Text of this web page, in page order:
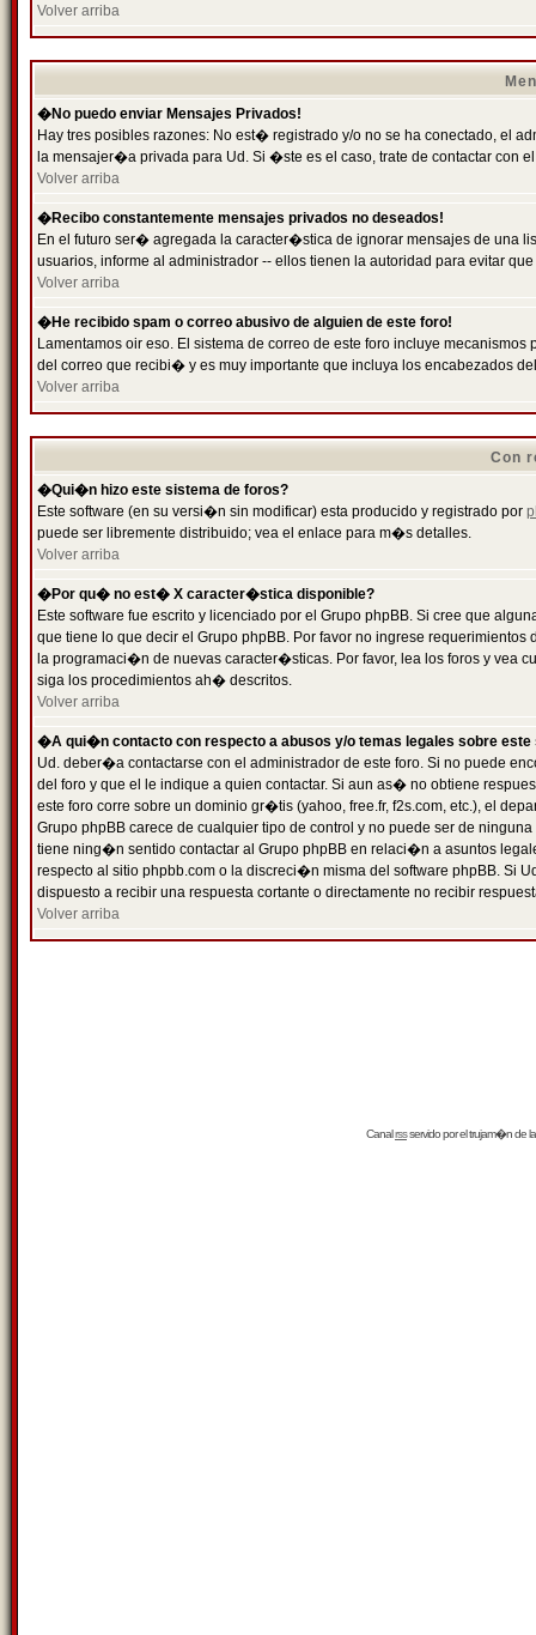
Volver arriba
�No puedo enviar Mensajes Privados!
Hay tres posibles razones: No est� registrado y/o no se ha conectado, el
la mensajer�a privada para Ud. Si �ste es el caso, trate de contactar con
Volver arriba
�Recibo constantemente mensajes privados no deseados!
En el futuro ser� agregada la caracter�stica de ignorar mensajes de una
usuarios, informe al administrador -- ellos tienen la autoridad para evitar
Volver arriba
�He recibido spam o correo abusivo de alguien de este foro!
Lamentamos oir eso. El sistema de correo de este foro incluye
del correo que recibi� y es muy importante que incluya los encabezados
Volver arriba
Con
�Qui�n hizo este sistema de foros?
Este software (en su versi�n sin modificar) esta producido y registrado por
puede ser libremente distribuido; vea el enlace para m�s detalles.
Volver arriba
�Por qu� no est� X caracter�stica disponible?
Este software fue escrito y licenciado por el Grupo phpBB. Si cree que
que tiene lo que decir el Grupo phpBB. Por favor no ingrese
la programaci�n de nuevas caracter�sticas. Por favor, lea los foros y vea
siga los procedimientos ah� descritos.
Volver arriba
�A qui�n contacto con respecto a abusos y/o temas legales sobre este
Ud. deber�a contactarse con el administrador de este foro. Si no puede
del foro y que el le indique a quien contactar. Si aun as� no obtiene
este foro corre sobre un dominio gr�tis (yahoo, free.fr, f2s.com, etc.), el
Grupo phpBB carece de cualquier tipo de control y no puede ser de
tiene ning�n sentido contactar al Grupo phpBB en relaci�n a asuntos
respecto al sitio phpbb.com o la discreci�n misma del software phpBB. Si
dispuesto a recibir una respuesta cortante o directamente no recibir
Volver arriba
Canalrssservido por eltrujam�nde